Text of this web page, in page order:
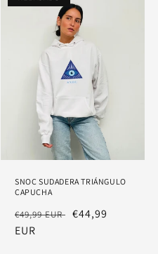
SNOC SUDADERA TRIÁNGULO
CAPUCHA
Precio
habitual
€49,99 EUR Precio
€44,99
EUR